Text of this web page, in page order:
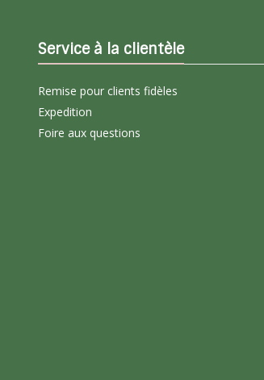
Service à la clientèle
Remise pour clients fidèles
Expedition
Foire aux questions